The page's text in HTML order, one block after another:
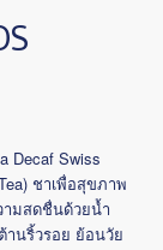
Decaf Swiss
ชาเพื่อสุขภาพ
ามสดชื่นด้วยน้ำ
านริ้วรอย ย้อนวัย